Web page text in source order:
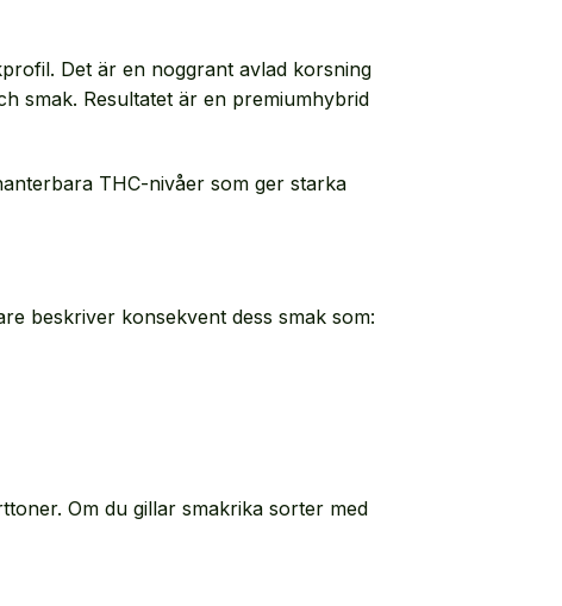
Det är en noggrant avlad korsning
smak. Resultatet är en premiumhybrid
THC-nivåer som ger starka
beskriver konsekvent dess smak som:
Om du gillar smakrika sorter med